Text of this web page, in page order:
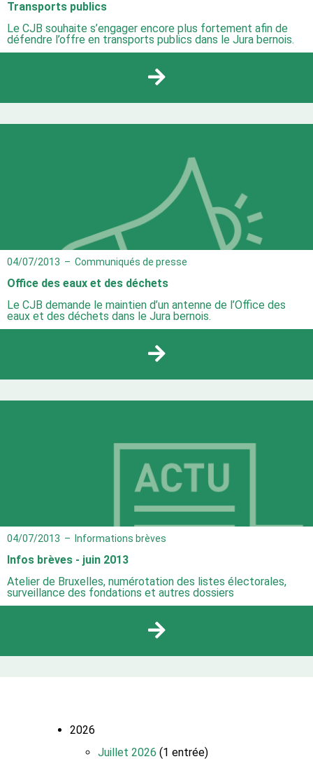
Transports publics
Le CJB souhaite s’engager encore plus fortement afin de
défendre l’offre en transports publics dans le Jura bernois.
04/07/2013 – Communiqués de presse
Office des eaux et des déchets
Le CJB demande le maintien d’un antenne de l’Office des
eaux et des déchets dans le Jura bernois.
04/07/2013 – Informations brèves
Infos brèves - juin 2013
Atelier de Bruxelles, numérotation des listes électorales,
surveillance des fondations et autres dossiers
2026
Juillet 2026 (1 entrée)